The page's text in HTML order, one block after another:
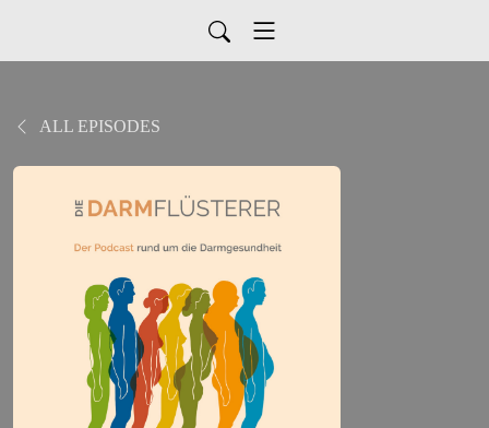
ALL EPISODES